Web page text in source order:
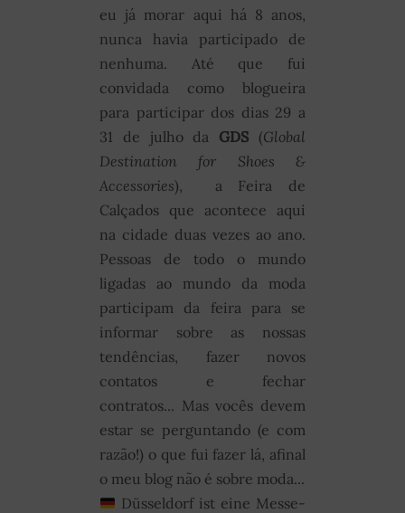
eu já morar aqui há 8 anos,
nunca havia participado de
nenhuma. Até que fui
convidada como blogueira
para participar dos dias 29 a
31 de julho da GDS (Global
Destination for Shoes &
Accessories), a Feira de
Calçados que acontece aqui
na cidade duas vezes ao ano.
Pessoas de todo o mundo
ligadas ao mundo da moda
participam da feira para se
informar sobre as nossas
tendências, fazer novos
contatos e fechar
contratos... Mas vocês devem
estar se perguntando (e com
razão!) o que fui fazer lá, afinal
o meu blog não é sobre moda...
Düsseldorf ist eine Messe-